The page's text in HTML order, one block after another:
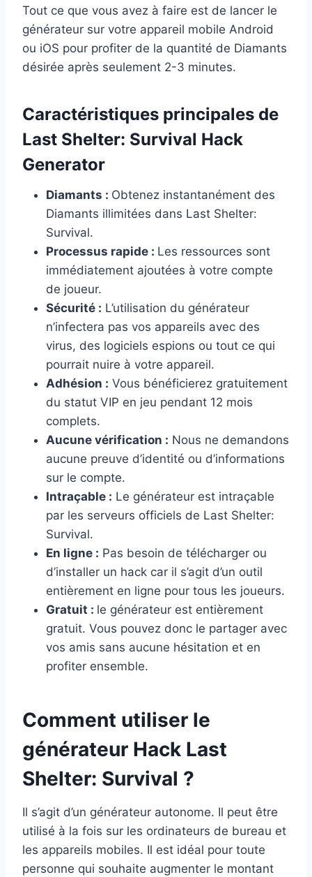
Tout ce que vous avez à faire est de lancer le
générateur sur votre appareil mobile Android
ou iOS pour profiter de la quantité de Diamants
désirée après seulement 2-3 minutes.
Caractéristiques principales de
Last Shelter: Survival Hack
Generator
Diamants : Obtenez instantanément des
Diamants illimitées dans Last Shelter:
Survival.
Processus rapide : Les ressources sont
immédiatement ajoutées à votre compte
de joueur.
Sécurité : L’utilisation du générateur
n’infectera pas vos appareils avec des
virus, des logiciels espions ou tout ce qui
pourrait nuire à votre appareil.
Adhésion : Vous bénéficierez gratuitement
du statut VIP en jeu pendant 12 mois
complets.
Aucune vérification : Nous ne demandons
aucune preuve d’identité ou d’informations
sur le compte.
Intraçable : Le générateur est intraçable
par les serveurs officiels de Last Shelter:
Survival.
En ligne : Pas besoin de télécharger ou
d’installer un hack car il s’agit d’un outil
entièrement en ligne pour tous les joueurs.
Gratuit : le générateur est entièrement
gratuit. Vous pouvez donc le partager avec
vos amis sans aucune hésitation et en
profiter ensemble.
Comment utiliser le
générateur Hack Last
Shelter: Survival ?
Il s’agit d’un générateur autonome. Il peut être
utilisé à la fois sur les ordinateurs de bureau et
les appareils mobiles. Il est idéal pour toute
personne qui souhaite augmenter le montant